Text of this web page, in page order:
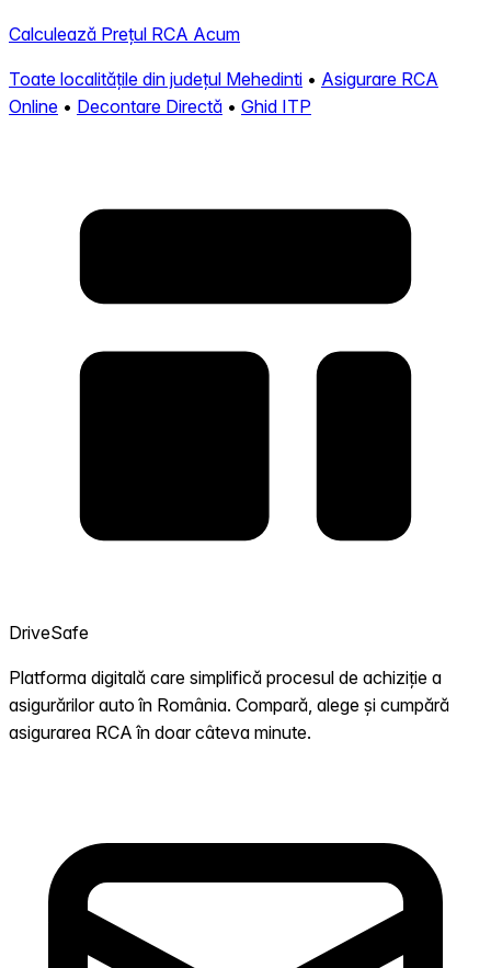
Calculează Prețul RCA Acum
Toate localitățile din județul Mehedinti • Asigurare RCA
Online • Decontare Directă • Ghid ITP
DriveSafe
Platforma digitală care simplifică procesul de achiziție a
asigurărilor auto în România. Compară, alege și cumpără
asigurarea RCA în doar câteva minute.